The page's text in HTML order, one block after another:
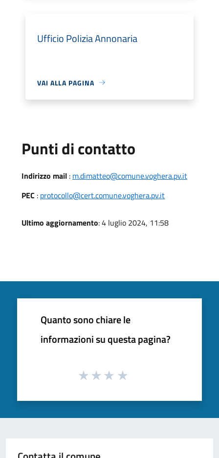
Ufficio Polizia Annonaria
VAI ALLA PAGINA
Punti di contatto
Indirizzo mail : m.dimatteo@comune.voghera.pv.it
PEC : protocollo@cert.comune.voghera.pv.it
Ultimo aggiornamento: 4 luglio 2024, 11:58
Quanto sono chiare le
informazioni su questa pagina?